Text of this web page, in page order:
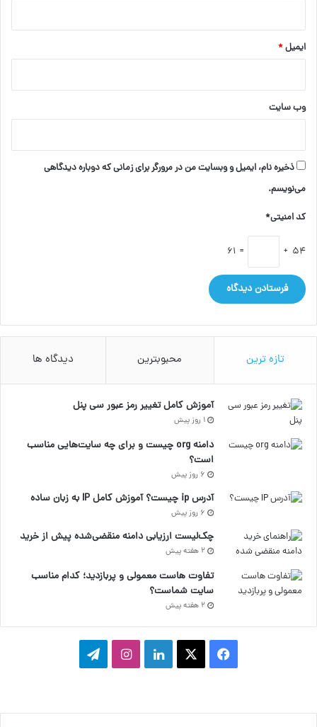
ایمیل*
وب‌ سایت
ذخیره نام، ایمیل و وبسایت من در مرورگر برای زمانی که دوباره دیدگاهی
می‌نویسم.
کد امنیتی*
54 +
= 61
تازه ترین محبوبترین دیدگاه ها
آموزش کامل تغییر رمز عبور سی پنل
1 روز پیش
دامنه org چیست و برای چه سایت‌هایی مناسب
است؟
6 روز پیش
آدرس ip چیست؟ آموزش کامل IP به زبان ساده
6 روز پیش
چک‌لیست ارزیابی دامنه منقضی‌شده پیش از خرید
2 هفته پیش
تفاوت هاست معمولی و پربازدید؛ کدام مناسب
سایت شماست؟
2 هفته پیش
س
ک
ن
ن
گ